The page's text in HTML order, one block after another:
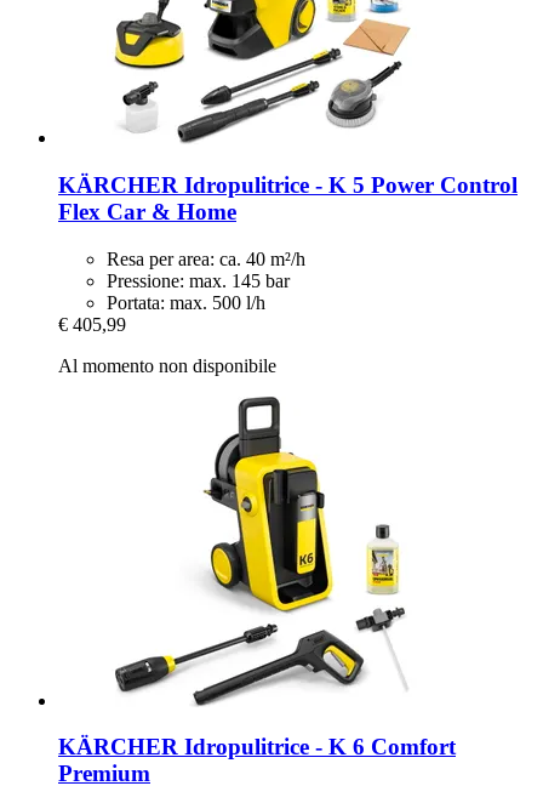
KÄRCHER Idropulitrice -​ K 5 Power Control
Flex Car & Home
Resa per area: ca. 40 m²/h
Pressione: max. 145 bar
Portata: max. 500 l/h
€ 405,99
Al momento non disponibile
KÄRCHER Idropulitrice -​ K 6 Comfort
Premium